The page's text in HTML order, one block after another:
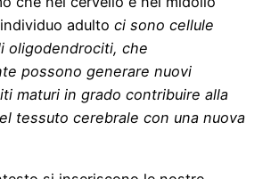
adulto ci sono cellule
oligodendrociti, che
possono generare nuovi
maturi in grado contribuire alla
tessuto cerebrale con una nuova